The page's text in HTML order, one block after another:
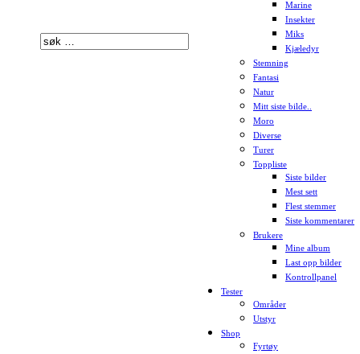
Marine
Insekter
Miks
Kjæledyr
Stemning
Fantasi
Natur
Mitt siste bilde..
Moro
Diverse
Turer
Toppliste
Siste bilder
Mest sett
Flest stemmer
Siste kommentarer
Brukere
Mine album
Last opp bilder
Kontrollpanel
Tester
Områder
Utstyr
Shop
Fyrtøy